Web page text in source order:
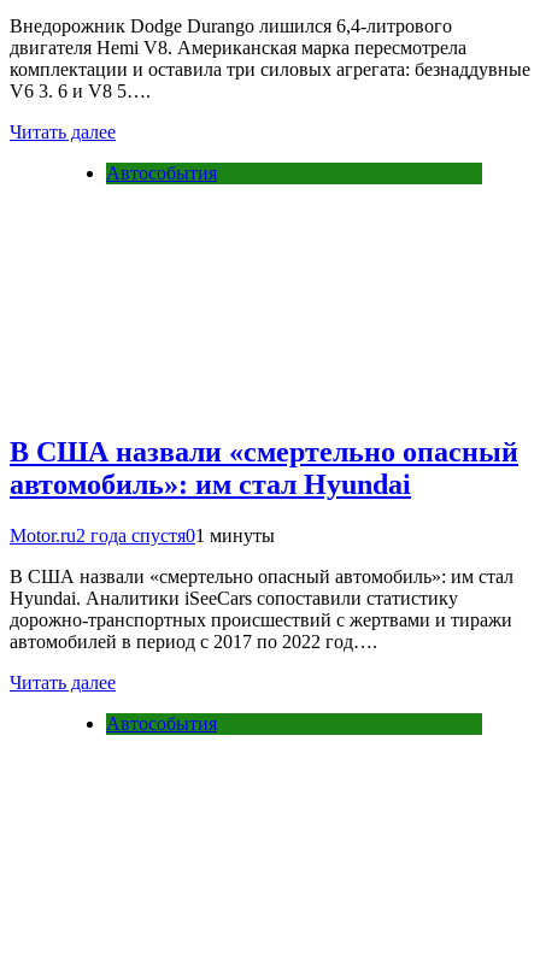
Внедорожник Dodge Durango лишился 6,4-литрового
двигателя Hemi V8. Американская марка пересмотрела
комплектации и оставила три силовых агрегата: безнаддувные
V6 3. 6 и V8 5….
Читать далее
Автособытия
В США назвали «смертельно опасный
автомобиль»: им стал Hyundai
Motor.ru2 года спустя01 минуты
В США назвали «смертельно опасный автомобиль»: им стал
Hyundai. Аналитики iSeeCars сопоставили статистику
дорожно-транспортных происшествий с жертвами и тиражи
автомобилей в период с 2017 по 2022 год….
Читать далее
Автособытия